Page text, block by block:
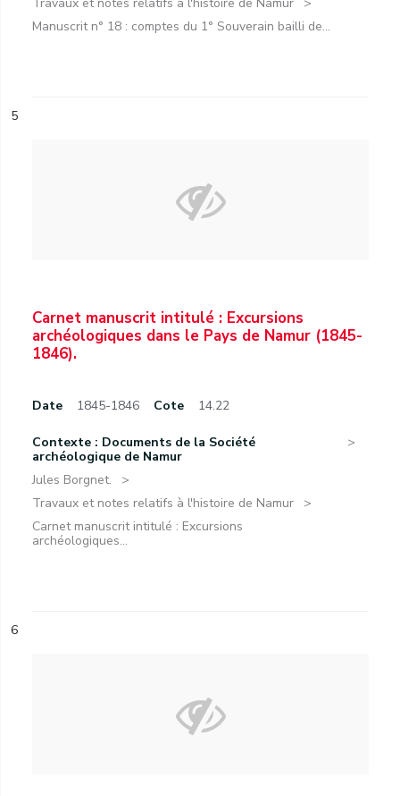
Manuscrit n° 18 : comptes du 1° Souverain bailli de...
5
Carnet manuscrit intitulé : Excursions
archéologiques dans le Pays de Namur (1845-
1846).
Date 1845-1846 Cote 14.22
Contexte : Documents de la Société
archéologique de Namur
Jules Borgnet.
Travaux et notes relatifs à l'histoire de Namur
Carnet manuscrit intitulé : Excursions
archéologiques...
6